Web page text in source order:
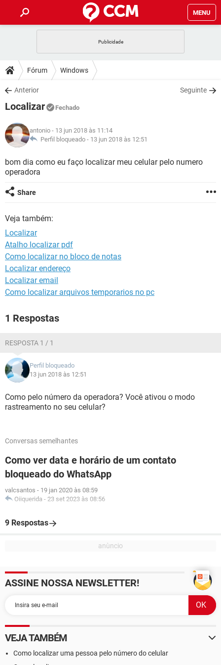
MENU
CELULAR
OUTLOOK
INSTAGRAM
GUIA DE COMPRAS
DICAS
JOGOS
INSTAGRAM
GUIA DE COMPRAS
DOWNLOADS
JOGOS
CELULAR
OUTLOOK EXCEL
INSTAGRAM
GUIA DE COMPRAS
JOGOS
CELULAR
OUTLOOK EXCEL
GLOSSÁRIO
JOGOS WHATSAPP
CELULAR
OUTLOOK
GUIA DE COMPRAS
Fórum Windows
Anterior Seguinte
Localizar Fechado
antonio - 13 jun 2018 às 11:14
Perfil bloqueado - 13 jun 2018 às 12:51
bom dia como eu faço localizar meu celular pelo numero
operadora
Share
Veja também:
Localizar
Atalho localizar pdf
Como localizar no bloco de notas
Localizar endereço
Localizar email
Como localizar arquivos temporarios no pc
1 Respostas
RESPOSTA 1 / 1
Perfil bloqueado
13 jun 2018 às 12:51
Como pelo número da operadora? Você ativou o modo
rastreamento no seu celular?
Conversas semelhantes
Como ver data e horário de um contato
bloqueado do WhatsApp
valcsantos - 19 jan 2020 às 08:59
Oiiquerida - 23 set 2023 às 08:56
9 Respostas
ASSINE NOSSA NEWSLETTER!
VEJA TAMBÉM
Como localizar uma pessoa pelo número do celular